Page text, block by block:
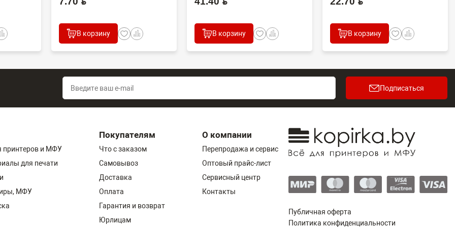
В корзину В корзину В корзину
Подписаться
принтеров и МФУ
для печати
МФУ
Покупателям
Что с заказом
Самовывоз
Доставка
Оплата
Гарантия и возврат
Юрлицам
О компании
Перепродажа и сервис
Оптовый прайс-лист
Сервисный центр
Контакты
Публичная оферта
Политика конфиденциальности